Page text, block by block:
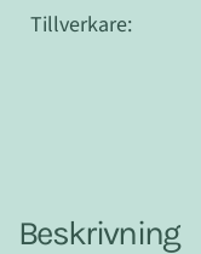
Tillverkare:
Beskrivning